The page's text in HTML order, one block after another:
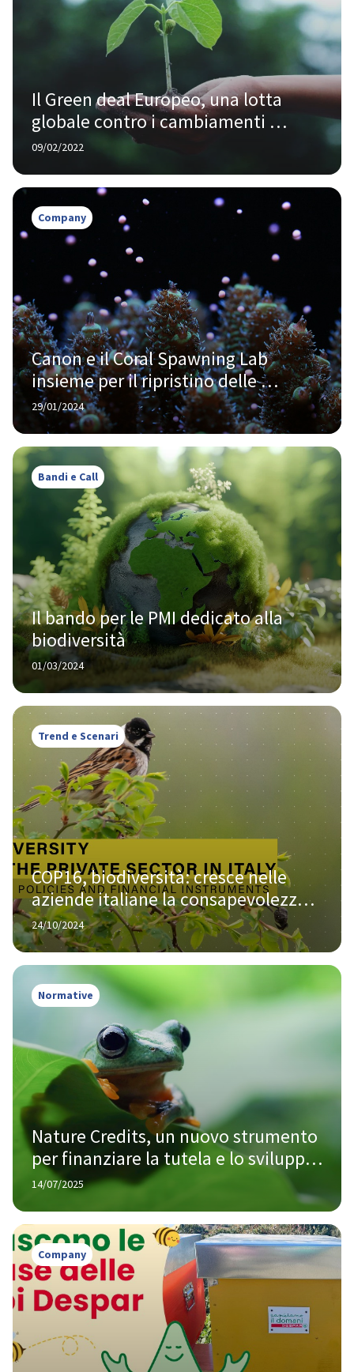
Il Green deal Europeo, una lotta
globale contro i cambiamenti
climatici
09/02/2022
Company
Canon e il Coral Spawning Lab
insieme per il ripristino delle
barriere coralline mondiali
29/01/2024
Bandi e Call
Il bando per le PMI dedicato alla
biodiversità
01/03/2024
Trend e Scenari
COP16, biodiversità: cresce nelle
aziende italiane la consapevolezza
delle proprie responsabilità
24/10/2024
Normative
Nature Credits, un nuovo strumento
per finanziare la tutela e lo sviluppo
della biodiversità
14/07/2025
Company